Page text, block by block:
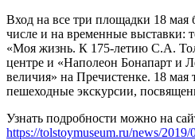
Вход на все три площадки 18 мая
числе и на временные выставки:
«Моя жизнь. К 175-летию С.А.
центре и «Наполеон Бонапарт и
величия» на Пречистенке. 18 мая
пешеходные экскурсии,
Узнать подробности можно на
https://tolstoymuseum.ru/news/2019/